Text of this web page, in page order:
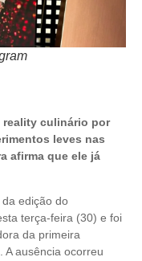
culinário por
leves nas
afirma que ele já
edição do
terça-feira (30) e foi
da primeira
A ausência ocorreu